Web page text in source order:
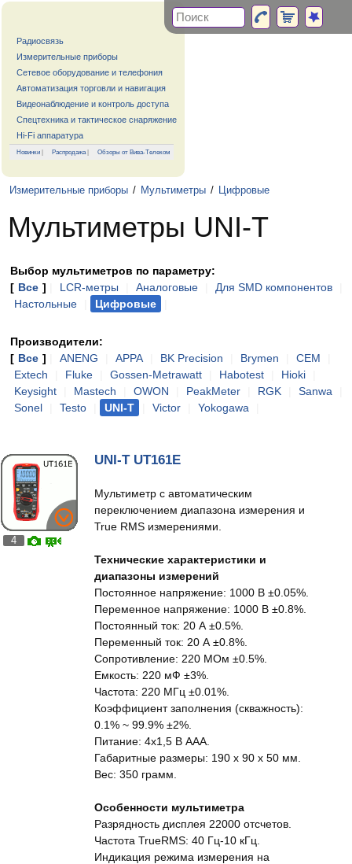
Радиосвязь
Измерительные приборы
Сетевое оборудование и телефония
Автоматизация торговли и навигация
Видеонаблюдение и контроль доступа
Спецтехника и тактическое снаряжение
Hi-Fi аппаратура
Новинки | Распродажа| Обзоры от Вива-Телеком
Измерительные приборы / Мультиметры / Цифровые
Мультиметры UNI-T
Выбор мультиметров по параметру:
[ Все ] LCR-метры Аналоговые Для SMD компонентов
Настольные
Цифровые
Производители:
[ Все ] ANENG APPA BK Precision Brymen CEM
Extech
Fluke Gossen-Metrawatt Habotest Hioki
Keysight
Mastech OWON PeakMeter RGK Sanwa
Sonel
Testo UNI-T Victor Yokogawa
4
UNI-T UT161E
Мультиметр с автоматическим
переключением диапазона измерения и
True RMS измерениями.
Технические характеристики и
диапазоны измерений
Постоянное напряжение: 1000 В ±0.05%.
Переменное напряжение: 1000 В ±0.8%.
Постоянный ток: 20 А ±0.5%.
Переменный ток: 20 А ±0.8%.
Сопротивление: 220 МОм ±0.5%.
Емкость: 220 мФ ±3%.
Частота: 220 МГц ±0.01%.
Коэффициент заполнения (скважность):
0.1% ~ 99.9% ±2%.
Питание: 4x1,5 В ААА.
Габаритные размеры: 190 x 90 x 50 мм.
Вес: 350 грамм.
Особенности мультиметра
Разрядность дисплея 22000 отсчетов.
Частота TrueRMS: 40 Гц-10 кГц.
Индикация режима измерения на